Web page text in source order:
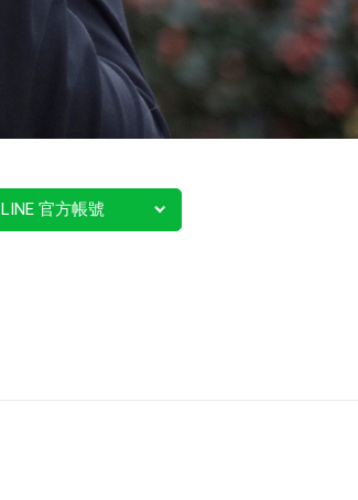
LINE 官方帳號